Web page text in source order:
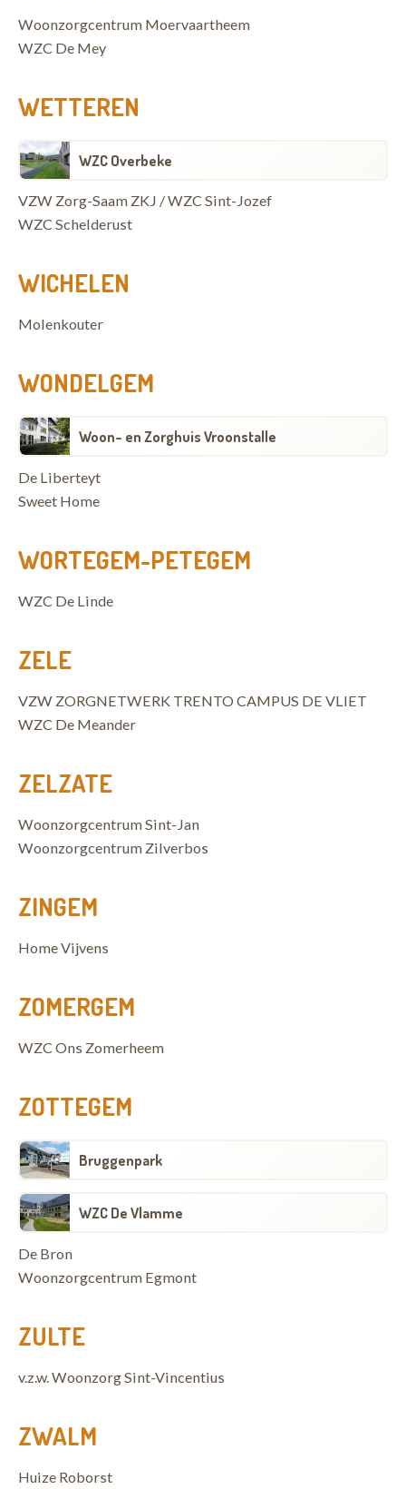
Woonzorgcentrum Moervaartheem
WZC De Mey
WETTEREN
WZC Overbeke
VZW Zorg-Saam ZKJ / WZC Sint-Jozef
WZC Schelderust
WICHELEN
Molenkouter
WONDELGEM
Woon- en Zorghuis Vroonstalle
De Liberteyt
Sweet Home
WORTEGEM-PETEGEM
WZC De Linde
ZELE
VZW ZORGNETWERK TRENTO CAMPUS DE VLIET
WZC De Meander
ZELZATE
Woonzorgcentrum Sint-Jan
Woonzorgcentrum Zilverbos
ZINGEM
Home Vijvens
ZOMERGEM
WZC Ons Zomerheem
ZOTTEGEM
Bruggenpark
WZC De Vlamme
De Bron
Woonzorgcentrum Egmont
ZULTE
v.z.w. Woonzorg Sint-Vincentius
ZWALM
Huize Roborst